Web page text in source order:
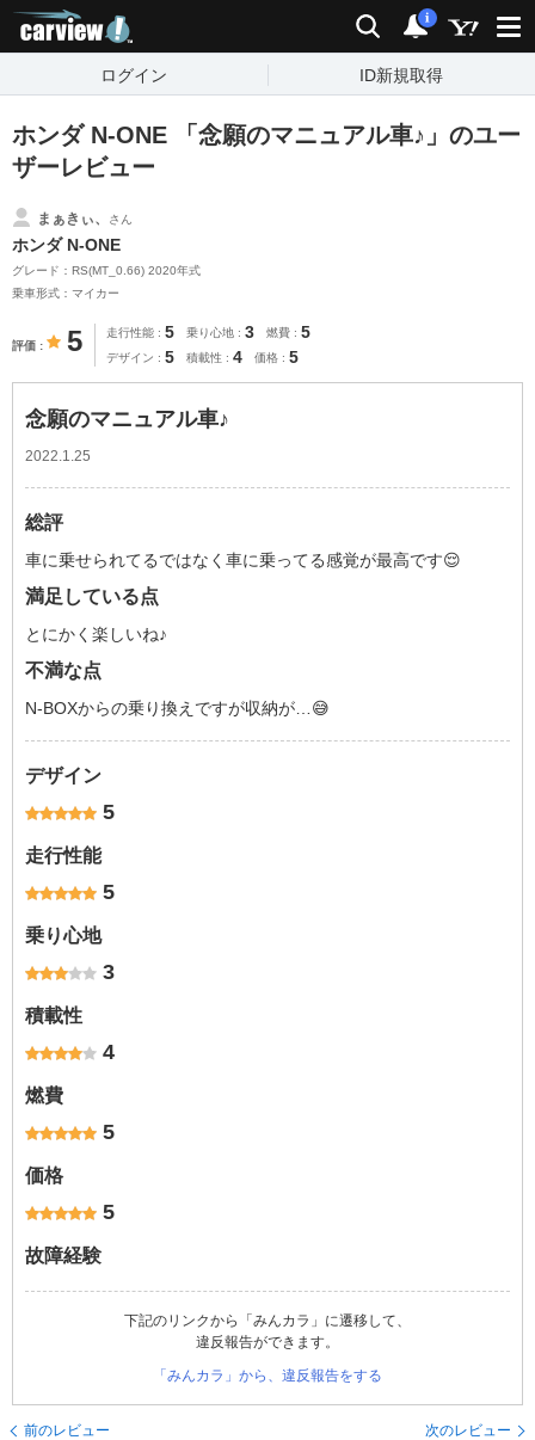
検索 通知
i
ログイン ID新規取得
ホンダ N-ONE 「念願のマニュアル車♪」のユー
ザーレビュー
まぁきぃ、 さん
ホンダ N-ONE
グレード：RS(MT_0.66) 2020年式
乗車形式：マイカー
評価 5 走行性能 5 乗り心地 3 燃費 5
デザイン 5 積載性 4 価格 5
念願のマニュアル車♪
2022.1.25
総評
車に乗せられてるではなく車に乗ってる感覚が最高です😌
満足している点
とにかく楽しいね♪
不満な点
N-BOXからの乗り換えですが収納が…😅
デザイン
5
走行性能
5
乗り心地
3
積載性
4
燃費
5
価格
5
故障経験
下記のリンクから「みんカラ」に遷移して、
違反報告ができます。
「みんカラ」から、違反報告をする
前のレビュー 次のレビュー